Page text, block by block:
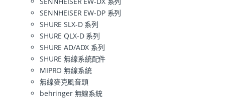
SENNHEISER EW-DP 系列
SHURE SLX-D 系列
SHURE QLX-D 系列
SHURE AD/ADX 系列
SHURE 無線系統配件
MIPRO 無線系統
無線麥克風音頭
behringer 無線系統